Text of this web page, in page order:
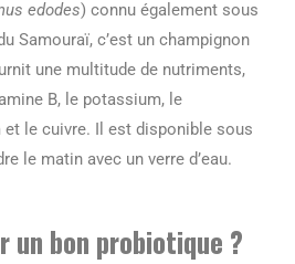
edodes) connu également sous
Samouraï, c’est un champignon
une multitude de nutriments,
B, le potassium, le
le cuivre. Il est disponible sous
le matin avec un verre d’eau.
un bon probiotique ?